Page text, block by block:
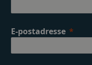
E-postadresse